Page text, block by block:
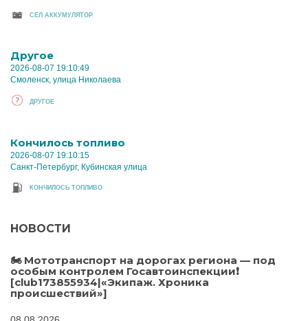
CЕЛ АККУМУЛЯТОР
Другое
2026-08-07 19:10:49
Смоленск, улица Николаева
ДРУГОЕ
Кончилось топливо
2026-08-07 19:10:15
Санкт-Петербург, Кубинская улица
КОНЧИЛОСЬ ТОПЛИВО
НОВОСТИ
🏍️ Мототранспорт на дорогах региона — под
особым контролем Госавтоинспекции❗️
[club173855934|«Экипаж. Хроника
происшествий»]